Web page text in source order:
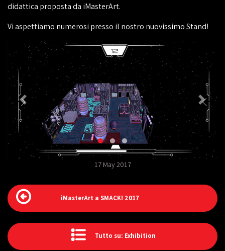
didattica proposta da iMasterArt.
Vi aspettiamo numerosi presso il nostro nuovissimo Stand!
17 May 2017
iMasterArt a SMACK! 2017
Tutto su: Exhibition